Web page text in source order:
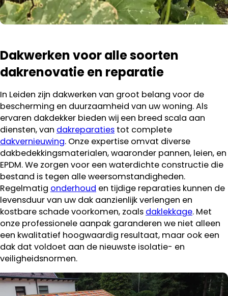
Dakwerken voor alle soorten
dakrenovatie en reparatie
In Leiden zijn dakwerken van groot belang voor de
bescherming en duurzaamheid van uw woning. Als
ervaren dakdekker bieden wij een breed scala aan
diensten, van dakreparaties tot complete
dakvernieuwing. Onze expertise omvat diverse
dakbedekkingsmaterialen, waaronder pannen, leien, en
EPDM. We zorgen voor een waterdichte constructie die
bestand is tegen alle weersomstandigheden.
Regelmatig onderhoud en tijdige reparaties kunnen de
levensduur van uw dak aanzienlijk verlengen en
kostbare schade voorkomen, zoals daklekkage. Met
onze professionele aanpak garanderen we niet alleen
een kwalitatief hoogwaardig resultaat, maar ook een
dak dat voldoet aan de nieuwste isolatie- en
veiligheidsnormen.